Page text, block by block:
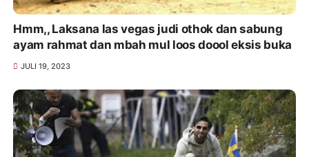
Hmm,, Laksana las vegas judi othok dan sabung
ayam rahmat dan mbah mul loos doool eksis buka
JULI 19, 2023